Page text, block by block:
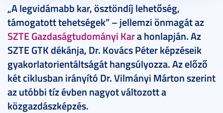
„A legvidámabb kar, ösztöndíj lehetőség,
támogatott tehetségek” – jellemzi önmagát az
SZTE Gazdaságtudományi Kara honlapján. Az
SZTE GTK dékánja, Dr. Kovács Péter képzéseik
gyakorlatorientáltságát hangsúlyozza. Az előző
két ciklusban irányító Dr. Vilmányi Márton szerint
az utóbbi tíz évben nagyot változott a
közgazdászképzés.